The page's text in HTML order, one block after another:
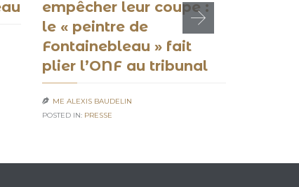
empêcher leur coupe :
le « peintre de
Fontainebleau » fait
plier l’ONF au tribunal
 ME ALEXIS BAUDELIN
POSTED IN: PRESSE